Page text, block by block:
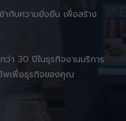
ากับความยั่งยืน เพื่อสร้าง
า 30 ปีในธุรกิจงานบริการ
พเพื่อธุรกิจของคุณ